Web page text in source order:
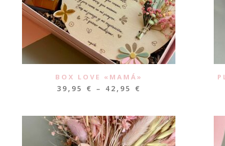
BOX LOVE «MAMÁ»
39,95 € – 42,95 €